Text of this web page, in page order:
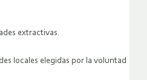
extractivas.
locales elegidas por la voluntad